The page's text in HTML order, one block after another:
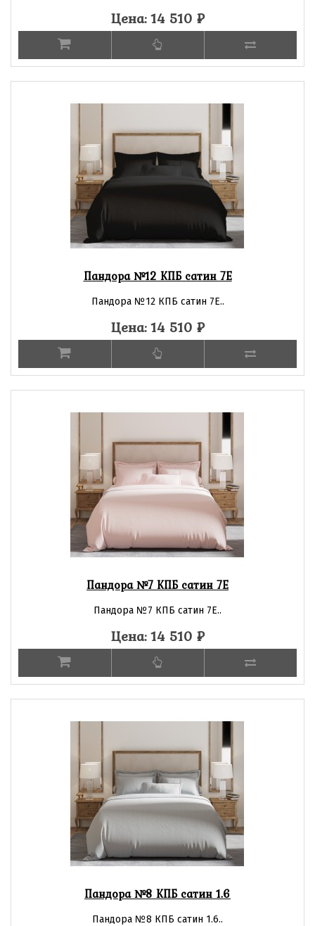
Цена: 14 510 ₽
Пандора №12 КПБ сатин 7Е
Пандора №12 КПБ сатин 7Е..
Цена: 14 510 ₽
Пандора №7 КПБ сатин 7Е
Пандора №7 КПБ сатин 7Е..
Цена: 14 510 ₽
Пандора №8 КПБ сатин 1.6
Пандора №8 КПБ сатин 1.6..